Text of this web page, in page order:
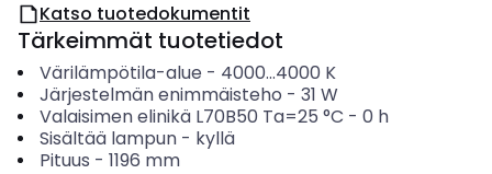
Katso tuotedokumentit
Tärkeimmät tuotetiedot
Värilämpötila-alue - 4000...4000 K
Järjestelmän enimmäisteho - 31 W
Valaisimen elinikä L70B50 Ta=25 °C - 0 h
Sisältää lampun- kyllä
Pituus - 1196 mm